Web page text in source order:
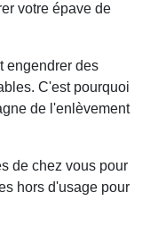
votre épave de
engendrer des
C'est pourquoi
de l'enlèvement
de chez vous pour
hors d'usage pour